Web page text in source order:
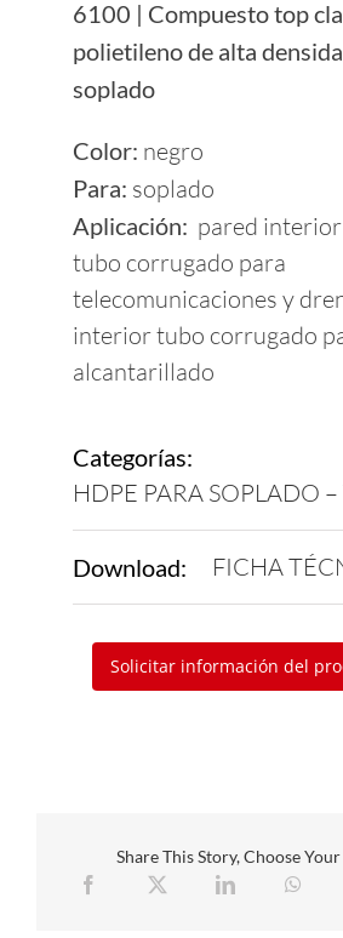
Proveedores
Sostenibilidad
6100 | Compuesto top
polietileno de alta
soplado
Color: negro
Para: soplado
Aplicación: pared
tubo corrugado para
telecomunicaciones y
interior tubo corrugado
alcantarillado
Categorías:
HDPE PARA SOPLADO
Download: FICHA
Solicitar información del
Share This Story, Choose